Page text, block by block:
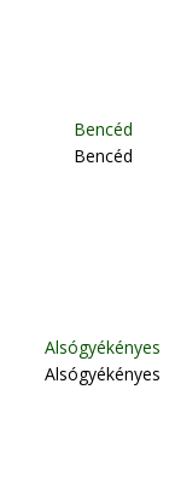
Bencéd
Bencéd
Alsógyékényes
Alsógyékényes